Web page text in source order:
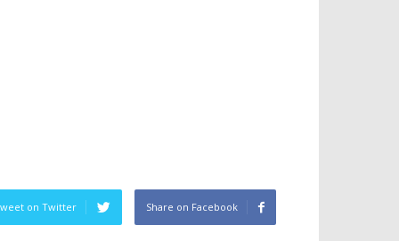
Share on Facebook
on Twitter